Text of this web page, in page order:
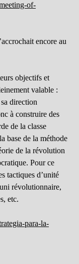
of-
encore au
objectifs et
valable :
direction
à construire des
de la classe
base de la méthode
de la révolution
Pour ce
tactiques d’unité
révolutionnaire,
etc.
para-la-